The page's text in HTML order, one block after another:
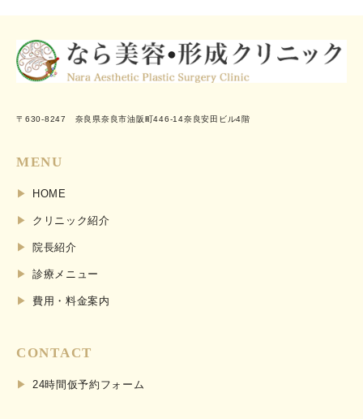
〒630-8247 奈良県奈良市油阪町446-14奈良安田ビル4階
MENU
HOME
クリニック紹介
院長紹介
診療メニュー
費用・料金案内
CONTACT
24時間仮予約フォーム